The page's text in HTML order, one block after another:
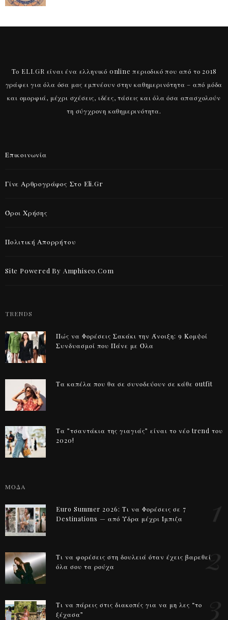
Το ELI.GR είναι ένα ελληνικό online περιοδικό που από το 2018
γράφει για όλα όσα μας εμπνέουν στην καθημερινότητα – από μόδα
και ομορφιά, μέχρι σχέσεις, ιδέες, τάσεις και όλα όσα απασχολούν
τη σύγχρονη καθημερινότητα.
Επικοινωνία
Γίνε Αρθρογράφος Στο Eli.gr
Όροι Χρήσης
Πολιτική Απορρήτου
Site Powered By Amphiseo.com
TRENDS
Πώς να Φορέσεις Σακάκι την Άνοιξη: 9 Κομψοί
Συνδυασμοί που Πάνε με Όλα
Τα καπέλα που θα σε συνοδεύουν σε κάθε outfit
Τα ”τσαντάκια της γιαγιάς” είναι το νέο trend του
2020!
ΜΟΔΑ
Euro Summer 2026: Τι να Φορέσεις σε 7
Destinations — από Ύδρα μέχρι Ίμπιζα
Τι να φορέσεις στη δουλειά όταν έχεις βαρεθεί
όλα σου τα ρούχα
2
Τι να πάρεις στις διακοπές για να μη λες “το
ξέχασα”